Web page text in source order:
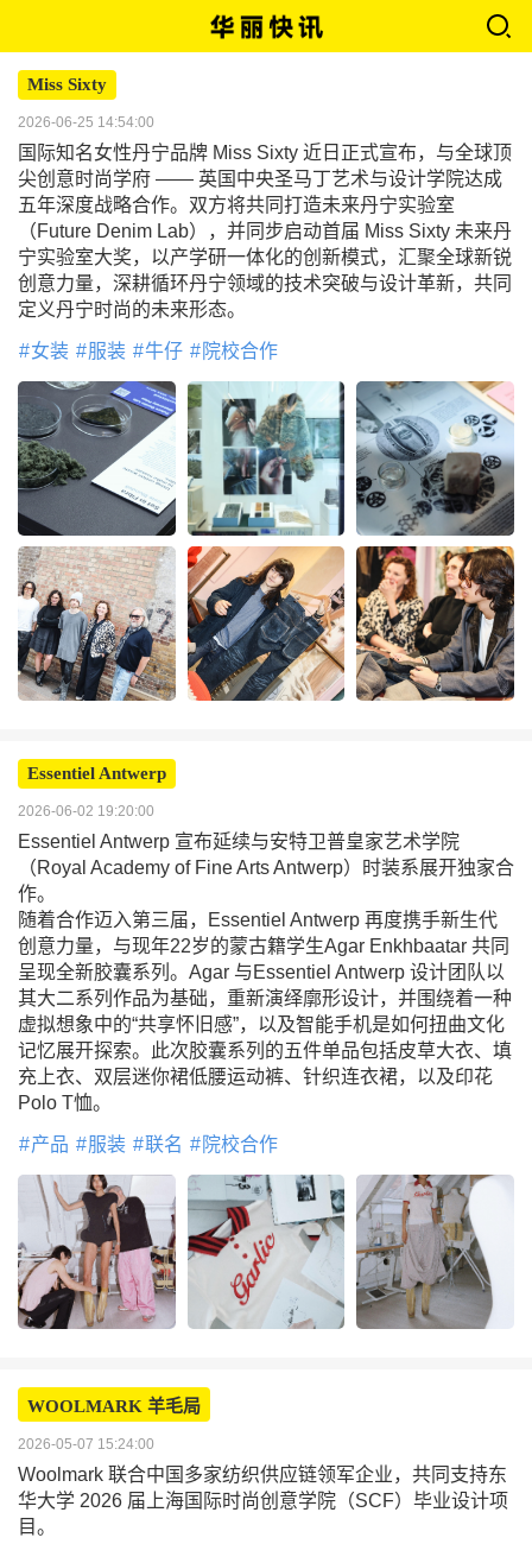
Miss Sixty
2026-06-25 14:54:00
国际知名女性丹宁品牌 Miss Sixty 近日正式宣布，与全球顶
尖创意时尚学府 —— 英国中央圣马丁艺术与设计学院达成
五年深度战略合作。双方将共同打造未来丹宁实验室
（Future Denim Lab），并同步启动首届 Miss Sixty 未来丹
宁实验室大奖，以产学研一体化的创新模式，汇聚全球新锐
创意力量，深耕循环丹宁领域的技术突破与设计革新，共同
定义丹宁时尚的未来形态。
女装 服装 牛仔 院校合作
Essentiel Antwerp
2026-06-02 19:20:00
Essentiel Antwerp 宣布延续与安特卫普皇家艺术学院
（Royal Academy of Fine Arts Antwerp）时装系展开独家合
作。
随着合作迈入第三届，Essentiel Antwerp 再度携手新生代
创意力量，与现年22岁的蒙古籍学生Agar Enkhbaatar 共同
呈现全新胶囊系列。Agar 与Essentiel Antwerp 设计团队以
其大二系列作品为基础，重新演绎廓形设计，并围绕着一种
虚拟想象中的“共享怀旧感”，以及智能手机是如何扭曲文化
记忆展开探索。此次胶囊系列的五件单品包括皮草大衣、填
充上衣、双层迷你裙低腰运动裤、针织连衣裙，以及印花
Polo T恤。
产品 服装 联名 院校合作
WOOLMARK 羊毛局
2026-05-07 15:24:00
Woolmark 联合中国多家纺织供应链领军企业，共同支持东
华大学 2026 届上海国际时尚创意学院（SCF）毕业设计项
目。